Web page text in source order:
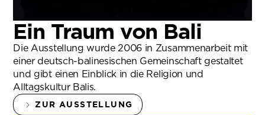
Ein Traum von Bali
Die Ausstellung wurde 2006 in Zusammenarbeit mit
einer deutsch-balinesischen Gemeinschaft gestaltet
und gibt einen Einblick in die Religion und
Alltagskultur Balis.
ZUR AUSSTELLUNG